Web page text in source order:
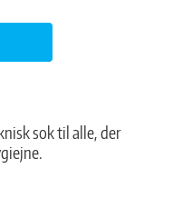
sok til alle, der